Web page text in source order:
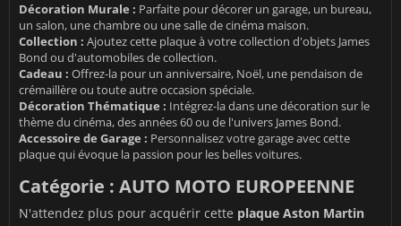
Décoration Murale : Parfaite pour décorer un garage, un bureau,
un salon, une chambre ou une salle de cinéma maison.
Collection : Ajoutez cette plaque à votre collection d'objets James
Bond ou d'automobiles de collection.
Cadeau : Offrez-la pour un anniversaire, Noël, une pendaison de
crémaillère ou toute autre occasion spéciale.
Décoration Thématique : Intégrez-la dans une décoration sur le
thème du cinéma, des années 60 ou de l'univers James Bond.
Accessoire de Garage : Personnalisez votre garage avec cette
plaque qui évoque la passion pour les belles voitures.
Catégorie : AUTO MOTO EUROPEENNE
N'attendez plus pour acquérir cette plaque Aston Martin